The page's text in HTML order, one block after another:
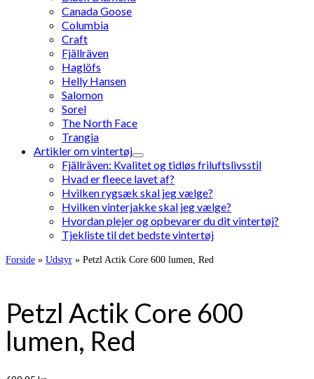
Canada Goose
Columbia
Craft
Fjällräven
Haglöfs
Helly Hansen
Salomon
Sorel
The North Face
Trangia
Artikler om vintertøj
Fjällräven: Kvalitet og tidløs friluftslivsstil
Hvad er fleece lavet af?
Hvilken rygsæk skal jeg vælge?
Hvilken vinterjakke skal jeg vælge?
Hvordan plejer og opbevarer du dit vintertøj?
Tjekliste til det bedste vintertøj
Forside » Udstyr » Petzl Actik Core 600 lumen, Red
Petzl Actik Core 600
lumen, Red